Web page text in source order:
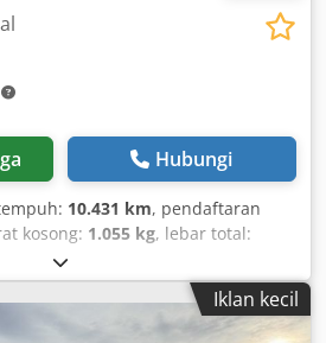
Hubungi
10.431 km, pendaftaran
kosong: 1.055 kg, lebar total:
gigi:
berikutnya (TÜV):04/1977, jumlah
Iklan kecil